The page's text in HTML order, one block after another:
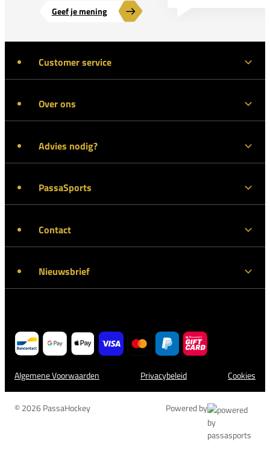
Geef je mening
Customer service
Over ons
Advies nodig?
PassaSports
Contact
Nieuwsbrief
Algemene Voorwaarden Privacybeleid Cookies
© 2026 PassaHockey Powered by